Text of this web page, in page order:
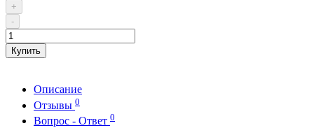
+
-
Купить
Описание
Отзывы 0
Вопрос - Ответ 0